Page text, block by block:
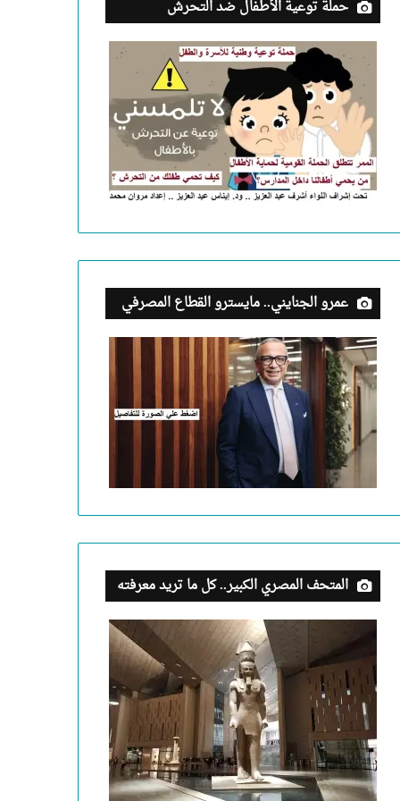
حملة توعية الأطفال ضد التحرش
عمرو الجنايني.. مايسترو القطاع المصرفي
المتحف المصري الكبير.. كل ما تريد معرفته